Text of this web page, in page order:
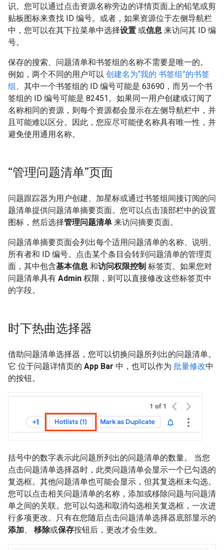
识。您可以通过点击资源名称旁边的详情页面上的铅笔或剪
贴板图标来查找 ID 编号。或者，如果资源位于左侧导航栏
中，您可以在其下拉菜单中选择设置 或信息 来访问其 ID 编
号。
保存的搜索、问题清单和书签组的名称不需要是唯一的。
例如，两个不同的用户可以 创建名为“我的 书签组”的书签
组。 其中一个书签组的 ID 编号可能是 63690，而另一个书
签组的 ID 编号可能是 82451。如果同一用户创建或订阅了
名称相同的资源，则每个资源都会显示在左侧导航栏中，并
且可能难以区分。因此，您应尽可能使名称具有唯一性，并
避免使用通用名称。
“管理问题清单”页面
问题跟踪器为用户创建、加星标或通过书签组间接订阅的问
题清单提供问题清单摘要页面。您可以点击顶部栏中的设置
图标，然后选择管理问题清单 来访问摘要页面。
问题清单摘要页面会列出每个适用问题清单的名称、说明、
所有者和 ID 编号。点击某个条目会转到问题清单的管理页
面，其中包含基本信息 和访问权限控制 标签页。如果您对
问题清单具有 Admin 权限，则可以直接修改这些标签页中
的字段。
时下热曲选择器
借助问题清单选择器，您可以切换问题所列出的问题清单。
它 位于问题详情页的 App Bar 中，也可以作为 批量修改中
的按钮。
括号中的数字表示此问题所列出的问题清单的数量。 当您
点击问题清单选择器时，此类问题清单会显示一个已勾选的
复选框。其他问题清单也可能会显示，但其复选框未勾选。
您可以点击相关问题清单的名称，添加或移除问题与问题清
单之间的关联。您可以勾选和取消勾选相关复选框，一次进
行多项更改。只有在您随后点击问题清单选择器底部显示的
添加、 移除或保存按钮后，更改才会生效。